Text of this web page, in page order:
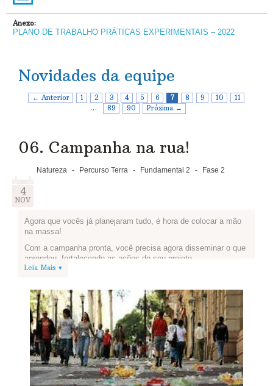
Anexo:
PLANO DE TRABALHO PRÁTICAS EXPERIMENTAIS – 2022
Novidades da equipe
← Anterior 1 2 3 4 5 6 7 8 9 10
11
…
89 90 Próxima →
06. Campanha na rua!
Natureza - Percurso Terra - Fundamental 2 - Fase 2
4
NOV
Agora que vocês já planejaram tudo, é hora de colocar a mão
na massa!
Com a campanha pronta, você precisa agora disseminar o que
aprendeu, fortalecendo as ações do seu projeto.
ação. Se quiser, poste também um texto contando pra gente o
que achou de fazer uma campanha.
Leia Mais ▾